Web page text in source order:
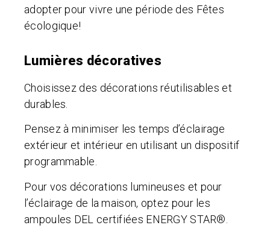
adopter pour vivre une période des Fêtes
écologique!
Lumières décoratives
Choisissez des décorations réutilisables et
durables.
Pensez à minimiser les temps d’éclairage
extérieur et intérieur en utilisant un dispositif
programmable.
Pour vos décorations lumineuses et pour
l’éclairage de la maison, optez pour les
ampoules DEL certifiées ENERGY STAR®.